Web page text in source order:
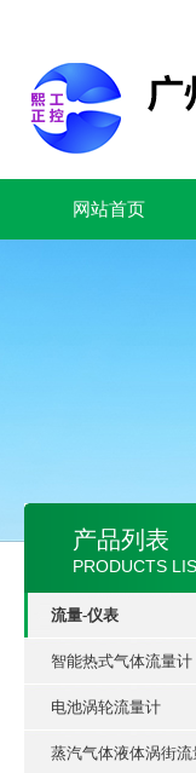
网站首页
产品列表
PRODUCTS
流量-仪表
智能热式气体流量计
电池涡轮流量计
蒸汽气体液体涡街流